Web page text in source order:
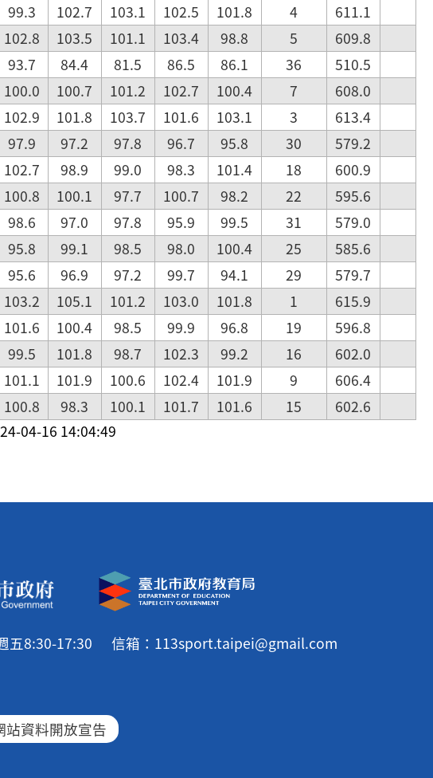
99.3 102.7 103.1 102.5 101.8 4
611.1
102.8 103.5 101.1 103.4 98.8 5
609.8
93.7 84.4 81.5 86.5 86.1 36
510.5
100.0 100.7 101.2 102.7 100.4 7
608.0
102.9 101.8 103.7 101.6 103.1 3
613.4
97.9 97.2 97.8 96.7 95.8 30
579.2
102.7 98.9 99.0 98.3 101.4 18
600.9
100.8 100.1 97.7 100.7 98.2 22
595.6
98.6 97.0 97.8 95.9 99.5 31
579.0
95.8 99.1 98.5 98.0 100.4 25
585.6
95.6 96.9 97.2 99.7 94.1 29
579.7
103.2 105.1 101.2 103.0 101.8 1
615.9
101.6 100.4 98.5 99.9 96.8 19
596.8
99.5 101.8 98.7 102.3 99.2 16
602.0
101.1 101.9 100.6 102.4 101.9 9
606.4
100.8 98.3 100.1 101.7 101.6 15
602.6
04-16 14:04:49
五8:30-17:30
信箱：113sport.taipei@gmail.com
站資料開放宣告